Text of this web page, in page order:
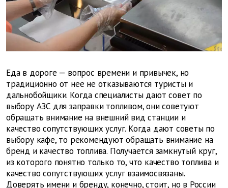
Еда в дороге — вопрос времени и привычек, но
традиционно от нее не отказываются туристы и
дальнобойщики. Когда специалисты дают совет по
выбору АЗС для заправки топливом, они советуют
обращать внимание на внешний вид станции и
качество сопутствующих услуг. Когда дают советы по
выбору кафе, то рекомендуют обращать внимание на
бренд и качество топлива. Получается замкнутый круг,
из которого понятно только то, что качество топлива и
качество сопутствующих услуг взаимосвязаны.
Доверять имени и бренду, конечно, стоит, но в России